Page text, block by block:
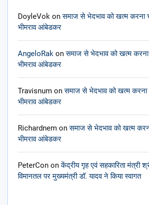
DoyleVok onसमाज से भेदभाव को खत्म करना
भीमराव आंबेडकर
AngeloRak onसमाज से भेदभाव को खत्म करना
भीमराव आंबेडकर
Travisnum onसमाज से भेदभाव को खत्म करना
भीमराव आंबेडकर
Richardnem onसमाज से भेदभाव को खत्म
भीमराव आंबेडकर
PeterCon onकेंद्रीय गृह एवं सहकारिता मंत्री
विमानतल पर मुख्यमंत्री डॉ. यादव ने किया स्वागत